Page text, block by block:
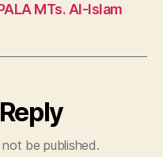
MTs. Al-Islam
be published.